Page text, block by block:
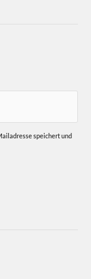
speichert und